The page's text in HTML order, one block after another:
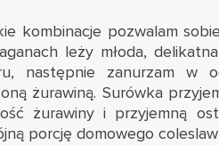
kombinacje pozwalam
leży młoda,
następnie zanurzam w
żurawiną. Surówka
żurawiny i przyjemną
porcję domowego